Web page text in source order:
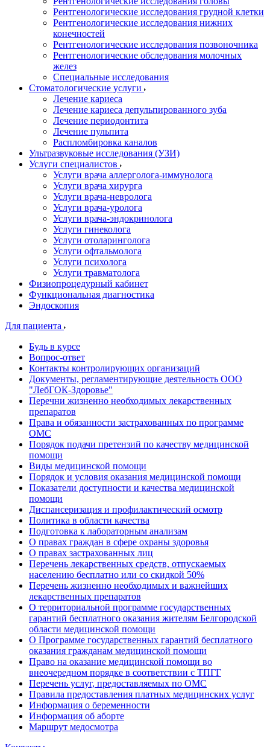
Рентгенологические исследования грудной клетки
Рентгенологические исследования нижних
конечностей
Рентгенологические исследования позвоночника
Рентгенологические обследования молочных
желез
Специальные исследования
Стоматологические услуги
Лечение кариеса
Лечение кариеса депульпированного зуба
Лечение периодонтита
Лечение пульпита
Распломбировка каналов
Ультразвуковые исследования (УЗИ)
Услуги специалистов
Услуги врача аллерголога-иммунолога
Услуги врача хирурга
Услуги врача-невролога
Услуги врача-уролога
Услуги врача-эндокринолога
Услуги гинеколога
Услуги отоларинголога
Услуги офтальмолога
Услуги психолога
Услуги травматолога
Физиопроцедурный кабинет
Функциональная диагностика
Эндоскопия
Для пациента
Будь в курсе
Вопрос-ответ
Контакты контролирующих организаций
Документы, регламентирующие деятельность ООО
"ЛебГОК-Здоровье"
Перечни жизненно необходимых лекарственных
препаратов
Права и обязанности застрахованных по программе
ОМС
Порядок подачи претензий по качеству медицинской
помощи
Виды медицинской помощи
Порядок и условия оказания медицинской помощи
Показатели доступности и качества медицинской
помощи
Диспансеризация и профилактический осмотр
Политика в области качества
Подготовка к лабораторным анализам
О правах граждан в сфере охраны здоровья
О правах застрахованных лиц
Перечень лекарственных средств, отпускаемых
населению бесплатно или со скидкой 50%
Перечень жизненно необходимых и важнейших
лекарственных препаратов
О территориальной программе государственных
гарантий бесплатного оказания жителям Белгородской
области медицинской помощи
О Программе государственных гарантий бесплатного
оказания гражданам медицинской помощи
Право на оказание медицинской помощи во
внеочередном порядке в соответствии с ТПГГ
Перечень услуг, предоставляемых по ОМС
Правила предоставления платных медицинских услуг
Информация о беременности
Информация об аборте
Маршрут медосмотра